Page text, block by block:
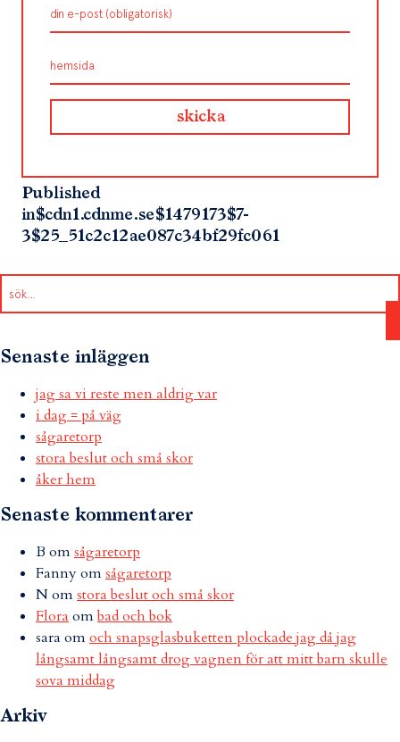
Published
in$cdn1.cdnme.se$1479173$7-
3$25_51c2c12ae087c34bf29fc061
Senaste inläggen
jag sa vi reste men aldrig var
i dag = på väg
sågaretorp
stora beslut och små skor
åker hem
Senaste kommentarer
B omsågaretorp
Fannyomsågaretorp
Nomstora beslut och små skor
Flora ombad och bok
sara omoch snapsglasbuketten plockade jag då jag
långsamt långsamt drog vagnen för att mitt barn skulle
sova middag
Arkiv